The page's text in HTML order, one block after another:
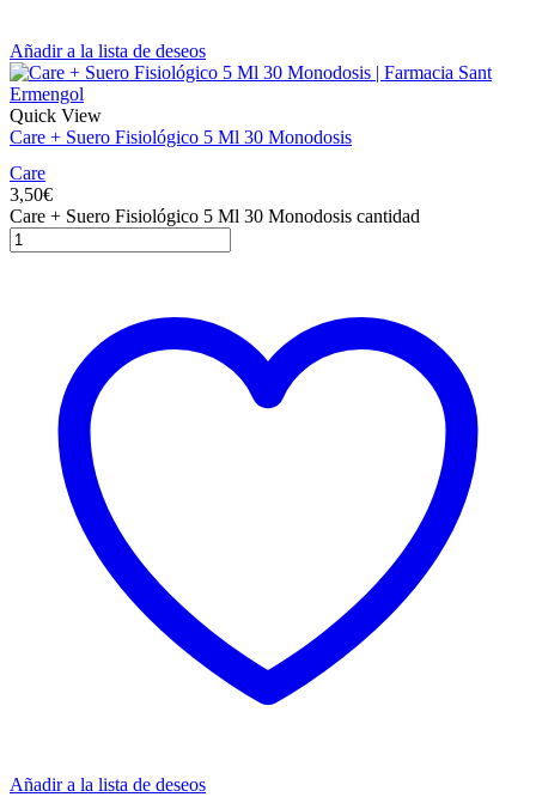
Añadir a la lista de deseos
Quick View
Care + Suero Fisiológico 5 Ml 30 Monodosis
Care
3,50€
Care + Suero Fisiológico 5 Ml 30 Monodosis cantidad
Añadir a la lista de deseos